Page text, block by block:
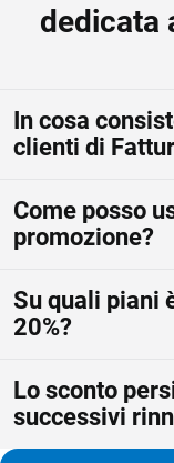
dedicata
In cosa
clienti di
Come posso
promozione?
Su quali piani
20%?
Lo sconto
successivi